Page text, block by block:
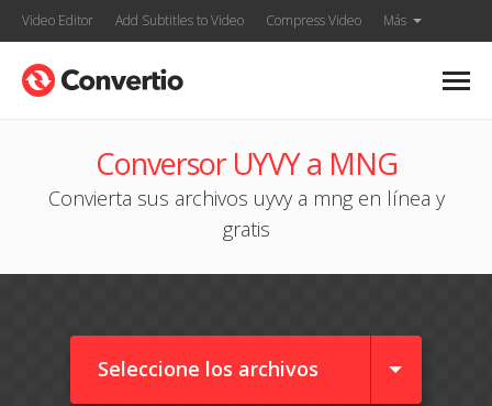
Video Editor Add Subtitles to Video Compress Video Más
Conversor UYVY a MNG
Convierta sus archivos uyvy a mng en línea y
gratis
Seleccione los archivos